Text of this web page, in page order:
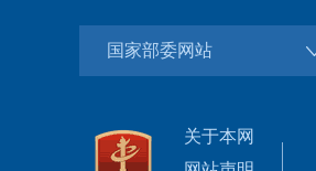
国家部委网站
关于本网